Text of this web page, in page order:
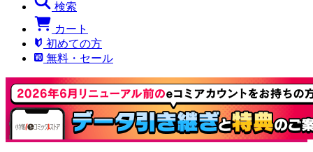
検索
カート
初めての方
無料・セール